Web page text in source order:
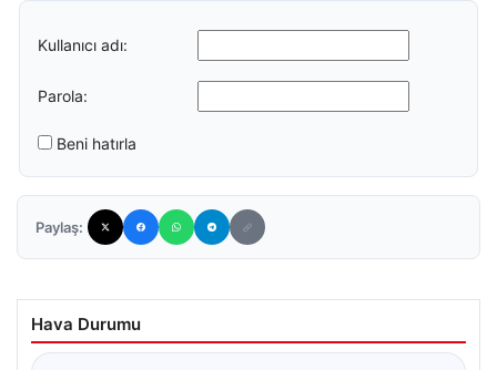
Kullanıcı adı:
Parola:
Beni hatırla
Paylaş:
Hava Durumu